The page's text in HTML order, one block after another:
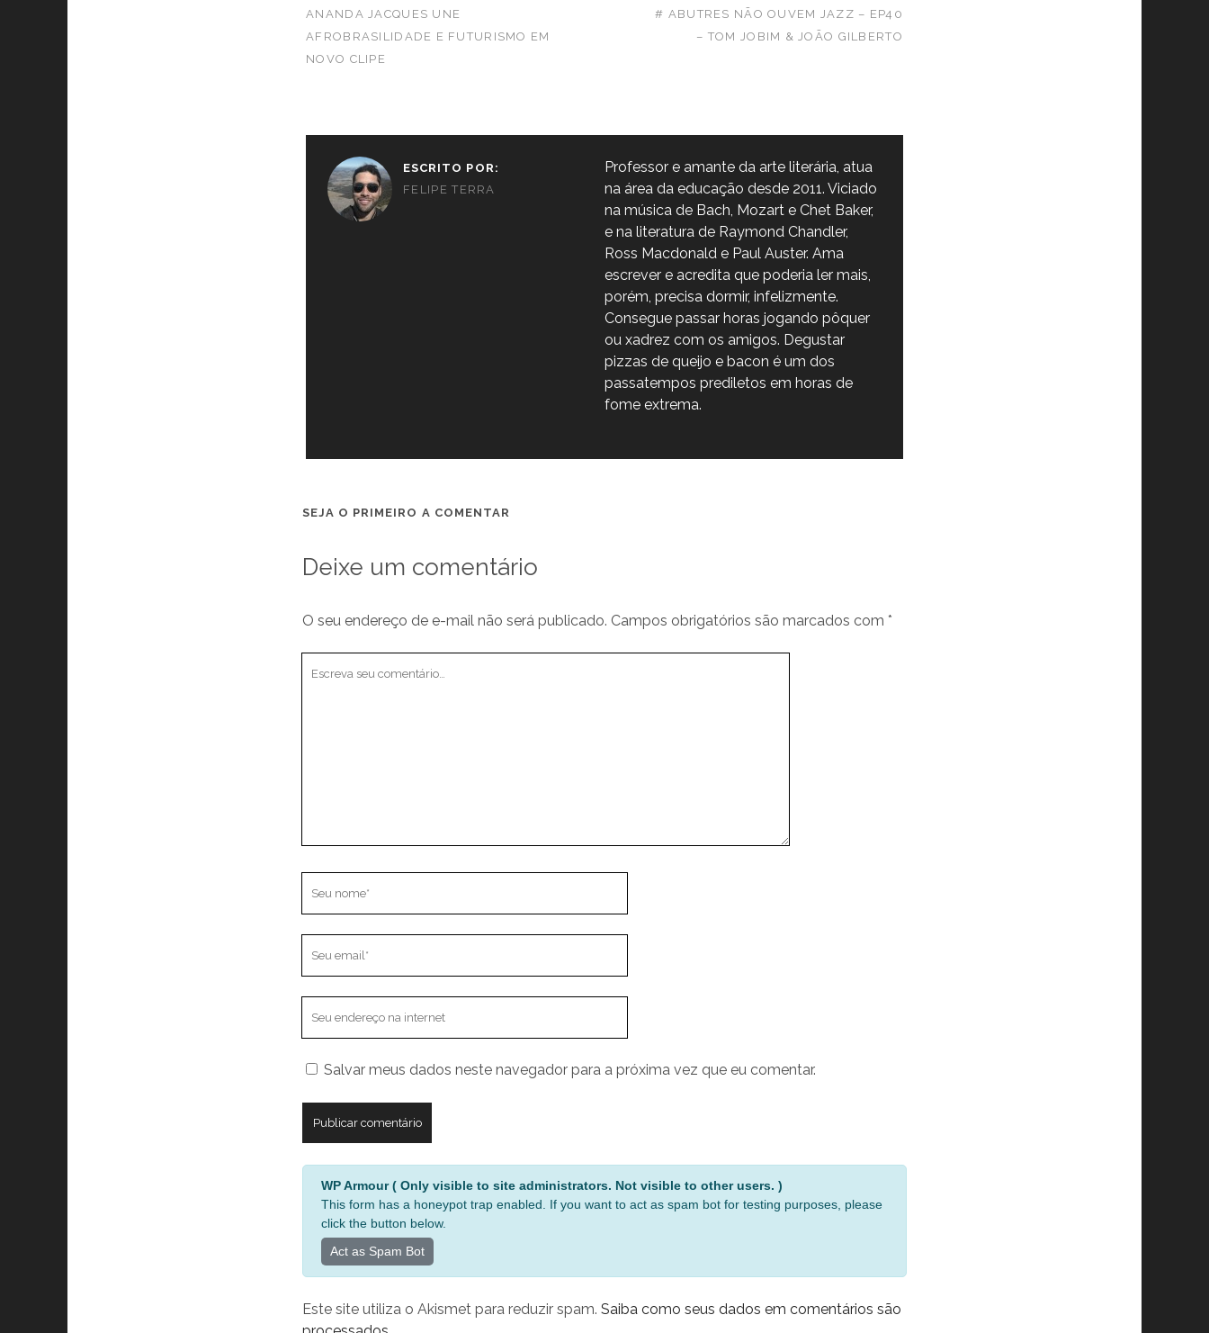
ANANDA JACQUES UNE
AFROBRASILIDADE E FUTURISMO EM
NOVO CLIPE
# ABUTRES NÃO OUVEM JAZZ – EP40
– TOM JOBIM & JOÃO GILBERTO
ESCRITO POR:
FELIPE TERRA
Professor e amante da arte literária, atua
na área da educação desde 2011. Viciado
na música de Bach, Mozart e Chet Baker,
e na literatura de Raymond Chandler,
Ross Macdonald e Paul Auster. Ama
escrever e acredita que poderia ler mais,
porém, precisa dormir, infelizmente.
Consegue passar horas jogando pôquer
ou xadrez com os amigos. Degustar
pizzas de queijo e bacon é um dos
passatempos prediletos em horas de
fome extrema.
SEJA O PRIMEIRO A COMENTAR
Deixe um comentário
O seu endereço de e-mail não será publicado. Campos obrigatórios são marcados com *
seuSalvar meus dados neste navegador para a próxima vez que eu comentar.
n
a
t
WP Armour ( Only visible to site administrators. Not visible to other users. )
This form has a honeypot trap enabled. If you want to act as spam bot for testing purposes, please
click the button below.
Act as Spam Bot
Este site utiliza o Akismet para reduzir spam. Saiba como seus dados em comentários são